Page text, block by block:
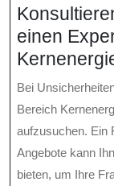
einen
Bei
Bereich
aufzusuchen. Ein
Angebote kann
bieten, um Ihre